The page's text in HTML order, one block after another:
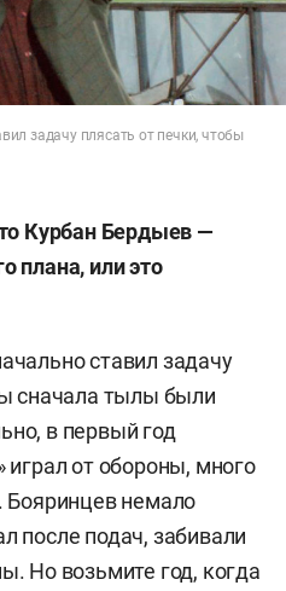
задачу плясать от печки, чтобы
Курбан Бердыев —
плана, или это
ставил задачу
сначала тылы были
в первый год
играл от обороны, много
Бояринцев немало
после подач, забивали
Но возьмите год, когда